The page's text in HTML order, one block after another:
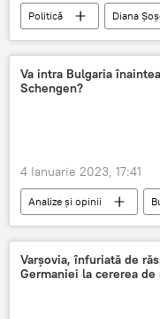
Politică Diana
Ucraina
Va intra Bulgaria
Schengen?
4 Ianuarie 2023, 17:41
Analize și opinii
România
Varșovia, înfuriată de
Germaniei la cererea de